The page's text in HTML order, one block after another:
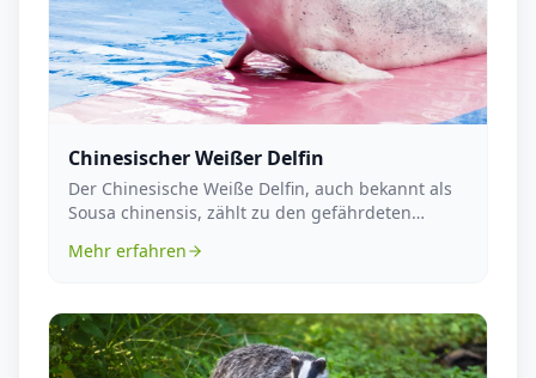
Chinesischer Weißer Delfin
Der Chinesische Weiße Delfin, auch bekannt als
Sousa chinensis, zählt zu den gefährdeten
Mehr erfahren